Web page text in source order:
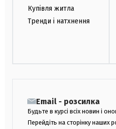
Купівля житла
Тренди і натхнення
Email - розсилка
Будьте в курсі всіх новин і
Перейдіть на сторінку наших